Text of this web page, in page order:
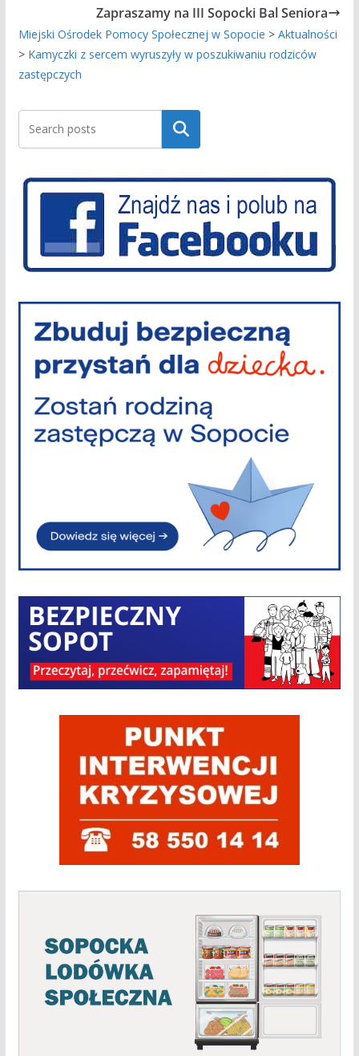
Zapraszamy na III Sopocki Bal Seniora
Miejski Ośrodek Pomocy Społecznej w Sopocie > Aktualności
> Kamyczki z sercem wyruszyły w poszukiwaniu rodziców
zastępczych
Szukaj